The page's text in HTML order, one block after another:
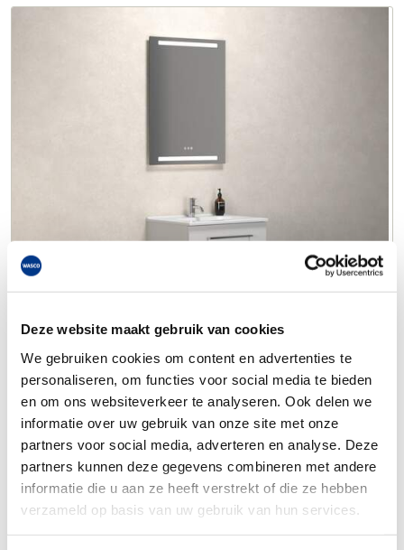
Deze website maakt gebruik van cookies
We gebruiken cookies om content en advertenties te
personaliseren, om functies voor social media te bieden
en om ons websiteverkeer te analyseren. Ook delen we
informatie over uw gebruik van onze site met onze
partners voor social media, adverteren en analyse. Deze
partners kunnen deze gegevens combineren met andere
informatie die u aan ze heeft verstrekt of die ze hebben
verzameld op basis van uw gebruik van hun services.